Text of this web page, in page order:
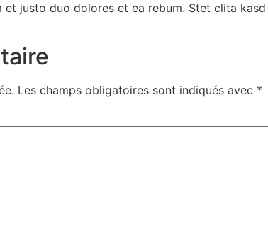
justo duo dolores et ea rebum. Stet clita
Les champs obligatoires sont indiqués avec *